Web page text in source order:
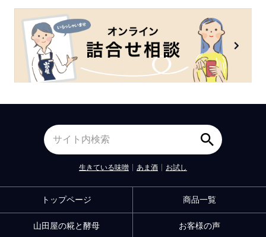
生きている味噌 あま酒 お試し
トップページ 商品一覧
山田屋の糀と酵母 お客様の声